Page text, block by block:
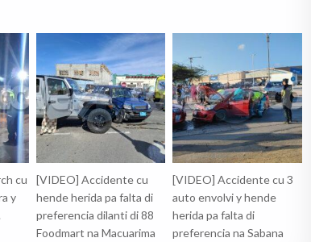
cu
y
[VIDEO] Accidente cu
hende herida pa falta di
preferencia dilanti di 88
Foodmart na Macuarima
[VIDEO] Accidente cu 3
auto envolvi y hende
herida pa falta di
preferencia na Sabana